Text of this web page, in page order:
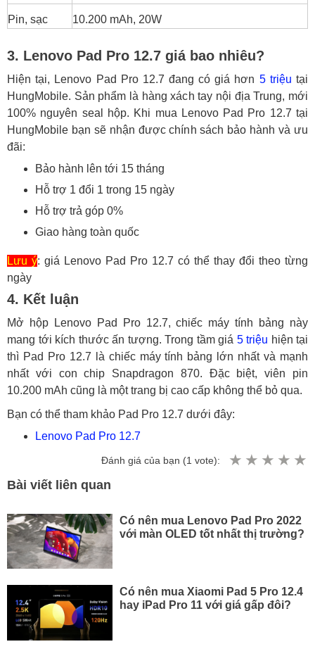
Pin, sạc 10.200 mAh, 20W
3. Lenovo Pad Pro 12.7 giá bao nhiêu?
Hiện tại, Lenovo Pad Pro 12.7 đang có giá hơn 5 triệu tại
HungMobile. Sản phẩm là hàng xách tay nội địa Trung, mới
100% nguyên seal hộp. Khi mua Lenovo Pad Pro 12.7 tại
HungMobile bạn sẽ nhận được chính sách bảo hành và ưu
đãi:
Bảo hành lên tới 15 tháng
Hỗ trợ 1 đổi 1 trong 15 ngày
Hỗ trợ trả góp 0%
Giao hàng toàn quốc
Lưu ý: giá Lenovo Pad Pro 12.7 có thể thay đổi theo từng
ngày
4. Kết luận
Mở hộp Lenovo Pad Pro 12.7, chiếc máy tính bảng này
mang tới kích thước ấn tượng. Trong tầm giá 5 triệu hiện tại
thì Pad Pro 12.7 là chiếc máy tính bảng lớn nhất và mạnh
nhất với con chip Snapdragon 870. Đặc biệt, viên pin
10.200 mAh cũng là một trang bị cao cấp không thể bỏ qua.
Bạn có thể tham khảo Pad Pro 12.7 dưới đây:
Lenovo Pad Pro 12.7
Đánh giá của bạn (1 vote):
Bài viết liên quan
Có nên mua Lenovo Pad Pro 2022
với màn OLED tốt nhất thị trường?
Có nên mua Xiaomi Pad 5 Pro 12.4
hay iPad Pro 11 với giá gấp đôi?